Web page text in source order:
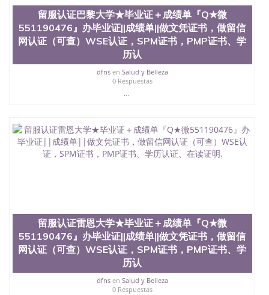
料； 5、等待结果，完成结果书留服直接邮寄给客户
6、客户确认收到结果，付余款。 我们对海外大学及
学院的毕业证成绩单所使用的材料，尺寸大小，防伪
结构（包括：水印，阴影底纹，钢印LOGO烫金烫
银，LOGO烫金烫银复合重叠。 文字图案浮雕，激光
镭射，紫外荧光，温感，复印防伪）都有原版本文凭
对照。质量得到了广大海外客户群体的认可，同时和
海外学校留学中介， 同时能做到与时俱进，及时掌握
各大院校的（毕业证，成绩单，资格证，学生卡，结
寸大小，纸张材质，防伪技术等等，并在时间收集到
原版实物，以求达到客户的需求。 我们的优势： 我
们在保证合理定价的同时，坚持较高性价比，通过品
公司专业制作、办理、仿制、成绩单文凭、改成绩、
教育部学历学位认证、毕业证、成绩单、文凭、学历
文凭、假文凭假毕业证假学历书制作、假制作、办
理、仿制学位证书、毕业证文凭、文凭毕业证、毕业
证认证、留服认证、使馆认证、使馆证明、使馆留学
回国人员证明、留学生认证、学历认证、文凭认证学
位认证、留学生学历认证、留学生学位认证、英国文
留服认证巴黎大学★毕业证＋成绩单『Q★微
551190476』办毕业证||成绩单||做文凭证书，做留信
网认证（可查）WSE认证，SPM证书，PMP证书、学
历认
dfnsen Salud y Belleza
0 Respuestas
...
留服认证雷恩大学★毕业证＋成绩单『Q★微
551190476』办毕业证||成绩单||做文凭证书，做留信
网认证（可查）WSE认证，SPM证书，PMP证书、学
历认
dfnsen Salud y Belleza
0 Respuestas